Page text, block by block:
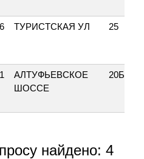
ТУРИСТСКАЯ УЛ 25
АЛТУФЬЕВСКОЕ
ШОССЕ
20Б
найдено: 4